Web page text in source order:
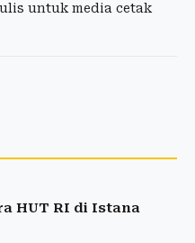
untuk media cetak
HUT RI di Istana